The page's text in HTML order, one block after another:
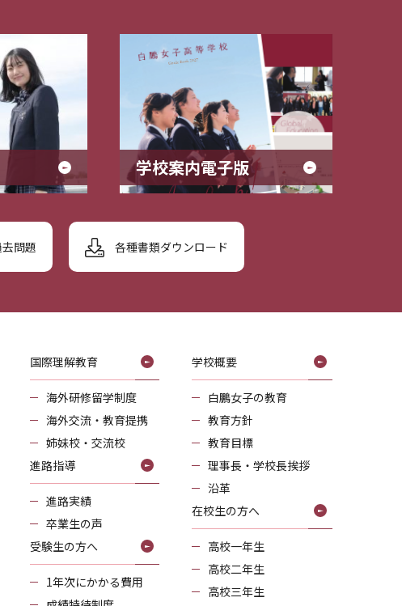
学校案内電子版
問題 各種書類ダウンロード
国際理解教育
海外研修留学制度
海外交流・教育提携
姉妹校・交流校
進路指導
進路実績
卒業生の声
受験生の方へ
1年次にかかる費用
学校概要
白鵬女子の教育
教育方針
教育目標
理事長・学校長挨拶
沿革
在校生の方へ
高校一年生
高校二年生
高校三年生